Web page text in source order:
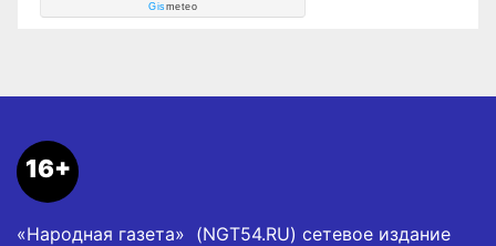
Gismeteo
16+
«Народная газета» (NGT54.RU) сетевое издание